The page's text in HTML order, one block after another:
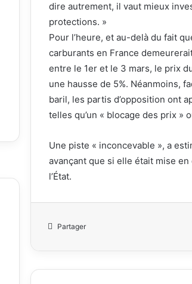
dire autrement, il vaut mieux
protections. »
Pour l’heure, et au-delà du fait
carburants en France
entre le 1er et le 3 mars, le prix
une hausse de 5%. Néanmoins,
baril, les partis d’opposition ont
telles qu’un « blocage des prix »
Une piste « inconcevable », a
avançant que si elle était mise
l’État.
Partager